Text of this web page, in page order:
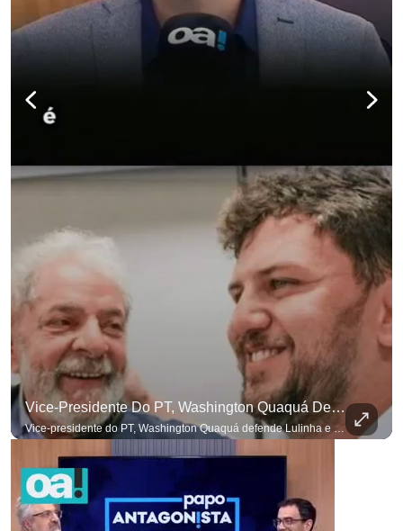
Vice-Presidente Do PT, Washington Quaquá Defende Lulinha E Diz Que Ele Vive Em Condições Precárias
Vice-presidente do PT, Washington Quaquá defende Lulinha e diz que ele vive em condições espartanas na Espanha. #OAntagonista Se você busca informação com credibilidade, inscreva-se agora e ative o